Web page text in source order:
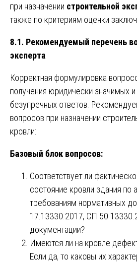
при назначении строительной
также по критериям оценки
8.1. Рекомендуемый перечень
эксперта
Корректная формулировка
получения юридически значимых
безупречных ответов.
вопросов при назначении
кровли:
Базовый блок вопросов:
Соответствует ли
состояние кровли здания по
требованиям нормативных
17.13330.2017, СП
документации?
Имеются ли на кровле
Если да, то каковы их